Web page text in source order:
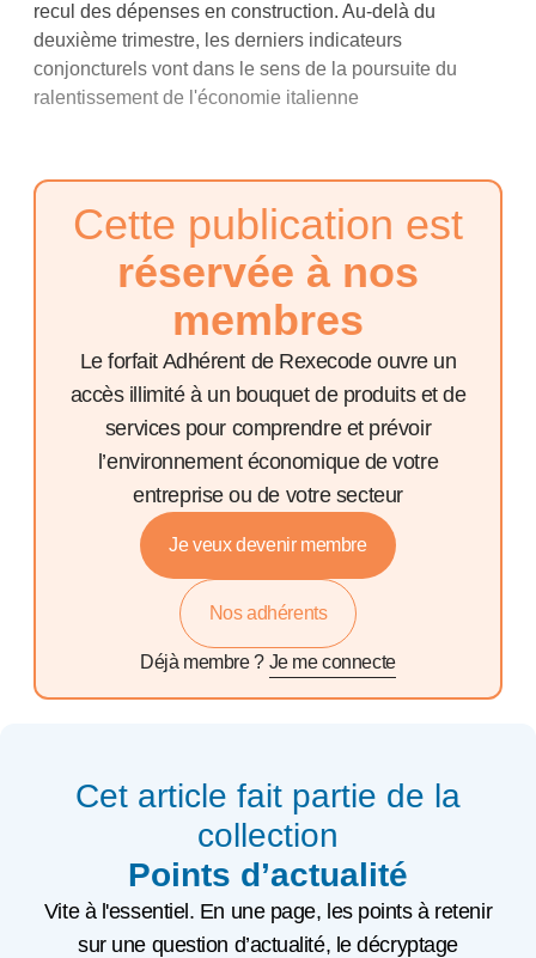
recul des dépenses en construction. Au-delà du
deuxième trimestre, les derniers indicateurs
conjoncturels vont dans le sens de la poursuite du
ralentissement de l'économie italienne
Cette publication est
réservée à nos
membres
Le forfait Adhérent de Rexecode ouvre un
accès illimité à un bouquet de produits et de
services pour comprendre et prévoir
l’environnement économique de votre
entreprise ou de votre secteur
Je veux devenir membre
Nos adhérents
Déjà membre ? Je me connecte
Cet article fait partie de la
collection
Points d’actualité
Vite à l'essentiel. En une page, les points à retenir
sur une question d’actualité, le décryptage